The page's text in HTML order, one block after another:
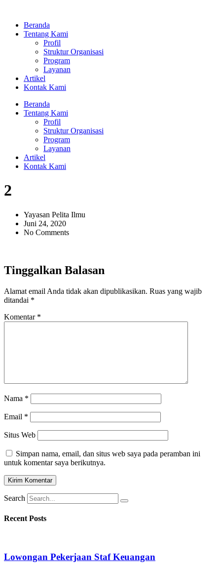
kontenBeranda
Tentang Kami
Profil
Struktur Organisasi
Program
Layanan
Artikel
Kontak Kami
Beranda
Tentang Kami
Profil
Struktur Organisasi
Program
Layanan
Artikel
Kontak Kami
2
Yayasan Pelita Ilmu
Juni 24, 2020
No Comments
Tinggalkan Balasan
Alamat email Anda tidak akan dipublikasikan. Ruas yang wajib
ditandai *
Komentar *
Nama *
Email *
Situs Web
Simpan nama, email, dan situs web saya pada peramban ini
untuk komentar saya berikutnya.
Search
Recent Posts
Lowongan Pekerjaan Staf Keuangan